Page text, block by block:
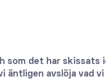
som det har
äntligen avslöja vad